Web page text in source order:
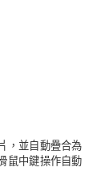
，並自動疊合為
鼠中鍵操作自動